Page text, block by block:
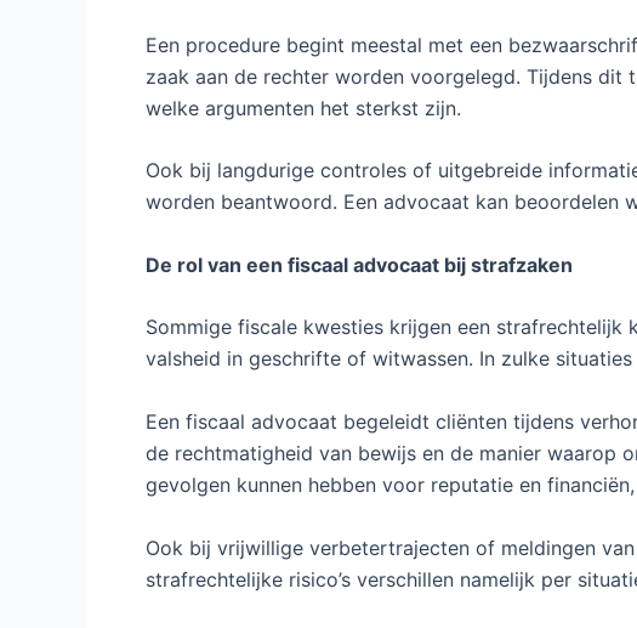
Een procedure begint meestal met een
zaak aan de rechter worden voorgelegd. Tijdens
welke argumenten het sterkst zijn.
Ook bij langdurige controles of uitgebreide
worden beantwoord. Een advocaat kan beoordelen
De rol van een fiscaal advocaat bij strafzaken
Sommige fiscale kwesties krijgen een
valsheid in geschrifte of witwassen. In zulke
Een fiscaal advocaat begeleidt cliënten tijdens
de rechtmatigheid van bewijs en de manier waarop
gevolgen kunnen hebben voor reputatie en
Ook bij vrijwillige verbetertrajecten of meldingen
strafrechtelijke risico’s verschillen namelijk per